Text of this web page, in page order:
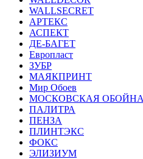
WALLSECRET
АРТЕКС
АСПЕКТ
ДЕ-БАГЕТ
Европласт
ЗУБР
МАЯКПРИНТ
Мир Обоев
МОСКОВСКАЯ
ПАЛИТРА
ПЕНЗА
ПЛИНТЭКС
ФОКС
ЭЛИЗИУМ